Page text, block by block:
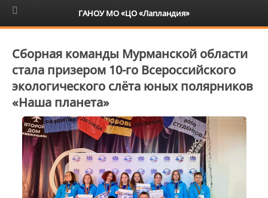
6+
Сборная команды Мурманской области
стала призером 10-го Всероссийского
экологического слёта юных полярников
«Наша планета»
ГАНОУ МО «ЦО «Лапландия»